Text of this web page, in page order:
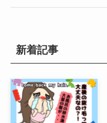
新着記事